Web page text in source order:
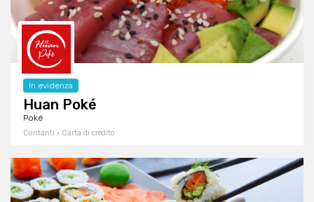
In evidenza
Huan Poké
Poké
Contanti · Carta di credito